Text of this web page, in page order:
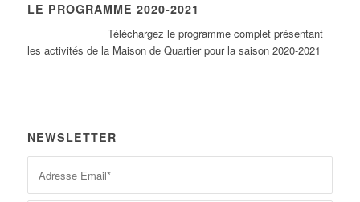
LE PROGRAMME 2020-2021
Téléchargez le programme complet présentant
les activités de la Maison de Quartier pour la saison 2020-2021
NEWSLETTER